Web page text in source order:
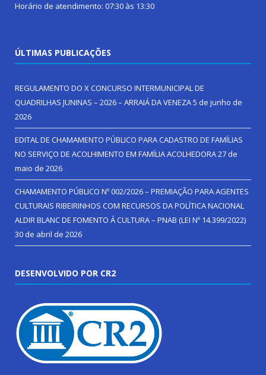
Horário de atendimento: 07:30 às 13:30
ÚLTIMAS PUBLICAÇÕES
REGULAMENTO DO X CONCURSO INTERMUNICIPAL DE
QUADRILHAS JUNINAS – 2026 – ARRAIÁ DA VENEZA5 de junho de
2026
EDITAL DE CHAMAMENTO PÚBLICO PARA CADASTRO DE FAMÍLIAS
NO SERVIÇO DE ACOLHIMENTO EM FAMÍLIA ACOLHEDORA27 de
maio de 2026
CHAMAMENTO PÚBLICO Nº 002/2026 – PREMIAÇÃO PARA AGENTES
CULTURAIS RIBEIRINHOS COM RECURSOS DA POLÍTICA NACIONAL
ALDIR BLANC DE FOMENTO Á CULTURA – PNAB (LEI Nº 14.399/2022)
30 de abril de 2026
DESENVOLVIDO POR CR2